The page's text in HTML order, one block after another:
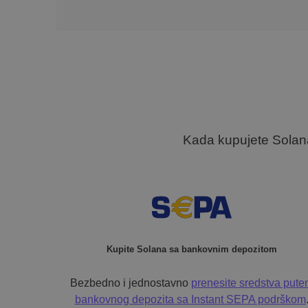
Kada kupujete
Kupite Solana sa bankovnim depozitom
Bezbedno i jednostavno prenesite sredstva
bankovnog depozita sa Instant SEPA podrškom.